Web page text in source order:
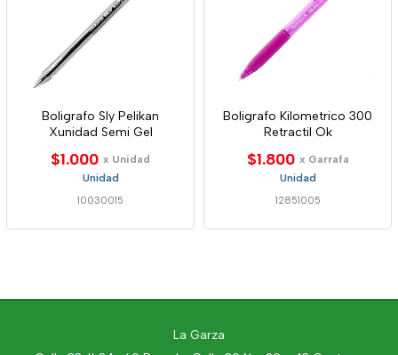
Boligrafo Sly Pelikan
Xunidad Semi Gel
$1.000 x Unidad
Unidad
10030015
Boligrafo Kilometrico 300
Retractil Ok
$1.800 x Garrafa
Unidad
12851005
La Garza